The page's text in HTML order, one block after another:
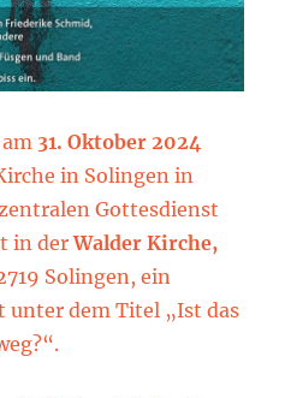
31. Oktober 2024
in Solingen in
Gottesdienst
in derWalder Kirche,
Solingen, ein
unter dem Titel „Ist das